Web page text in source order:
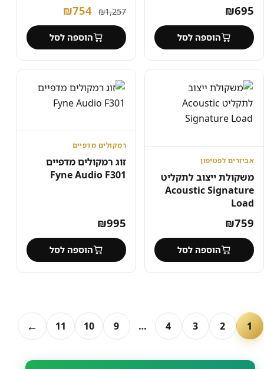
₪695
הוספה לסל
₪1,257
המחיר
המקורי
היה:
₪1,257.
₪754
הנוכחי
הוא:
₪754.
הוספה לסל
אביזרים לפטיפון
משקולת ייצוב לתקליט
Acoustic Signature
Load
₪759
הוספה לסל
רמקולים מדפיים
זוג רמקולים מדפיים
Fyne Audio F301
₪995
הוספה לסל
1
2
3
4
…
9
10
11
←